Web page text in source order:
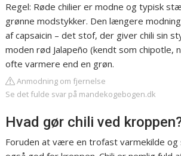
Regel: Røde chilier er modne og typisk
grønne modstykker. Den længere
af capsaicin – det stof, der giver chili sin
moden rød Jalapeño (kendt som chipotle,
ofte varmere end en grøn.
Anmodning om fjernelse
Se det fulde svar på mandekogebogen.dk
Hvad gør chili ved
Foruden at være en trofast varmekilde og